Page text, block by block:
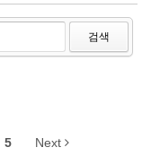
검색
5 Next